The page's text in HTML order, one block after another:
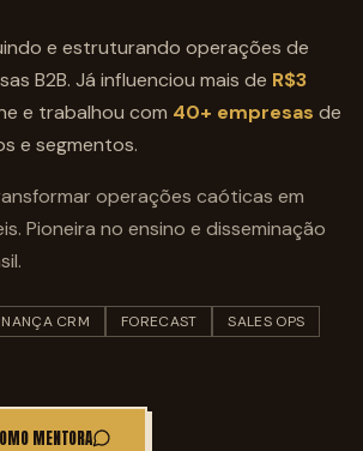
e estruturando operações de
B2B. Já influenciou mais de R$3
e trabalhou com 40+ empresas de
e segmentos.
operações caóticas em
Pioneira no ensino e disseminação
CRM FORECAST
SALES OPS
MENTORA